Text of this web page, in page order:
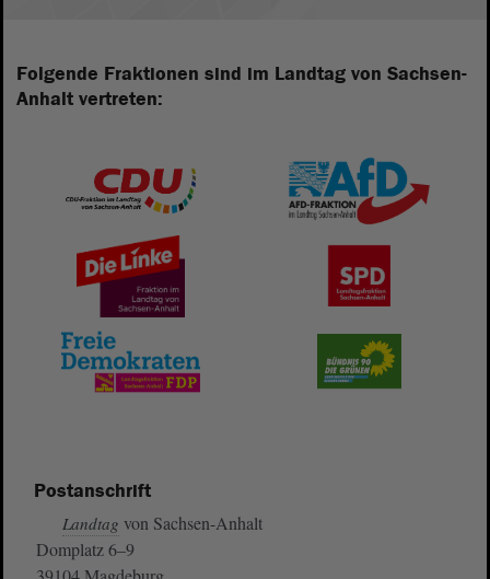
Folgende Fraktionen sind im Landtag von Sachsen-
Anhalt vertreten:
Postanschrift
Landtag von Sachsen-Anhalt
Domplatz 6–9